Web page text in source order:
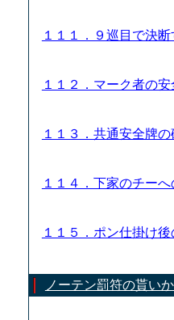
１１１．９巡目で決
１１２．マーク者の
１１３．共通安全牌
１１４．下家のチー
１１５．ポン仕掛け
ノーテン罰符の貰い